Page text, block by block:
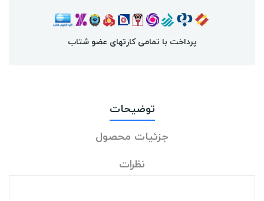
پرداخت با تمامی کارتهای عضو شتاب
توضیحات
جزئیات محصول
نظرات